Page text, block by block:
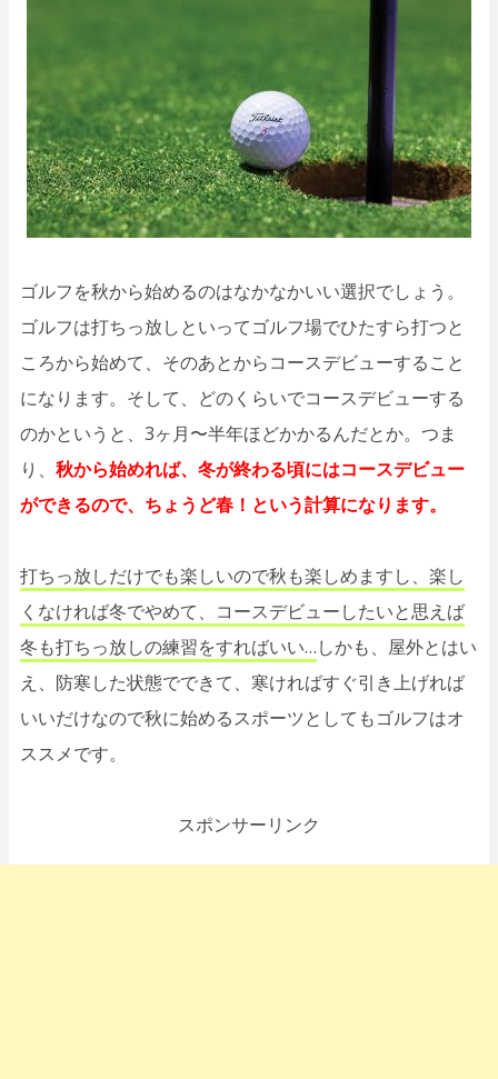
ゴルフを秋から始めるのはなかなかいい選択でしょう。
ゴルフは打ちっ放しといってゴルフ場でひたすら打つと
ころから始めて、そのあとからコースデビューすること
になります。そして、どのくらいでコースデビューする
のかというと、3ヶ月〜半年ほどかかるんだとか。つま
り、 秋から始めれば、冬が終わる頃にはコースデビュー
ができるので、ちょうど春！という計算になります。
打ちっ放しだけでも楽しいので秋も楽しめますし、楽し
くなければ冬でやめて、コースデビューしたいと思えば
冬も打ちっ放しの練習をすればいい…しかも、屋外とはい
え、防寒した状態でできて、寒ければすぐ引き上げれば
いいだけなので秋に始めるスポーツとしてもゴルフはオ
ススメです。
スポンサーリンク